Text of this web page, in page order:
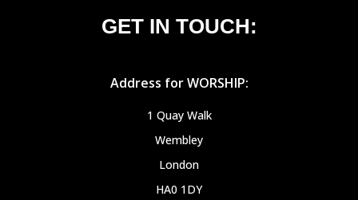
GET IN TOUCH:
Address for WORSHIP:
1 Quay Walk
Wembley
London
HA0 1DY